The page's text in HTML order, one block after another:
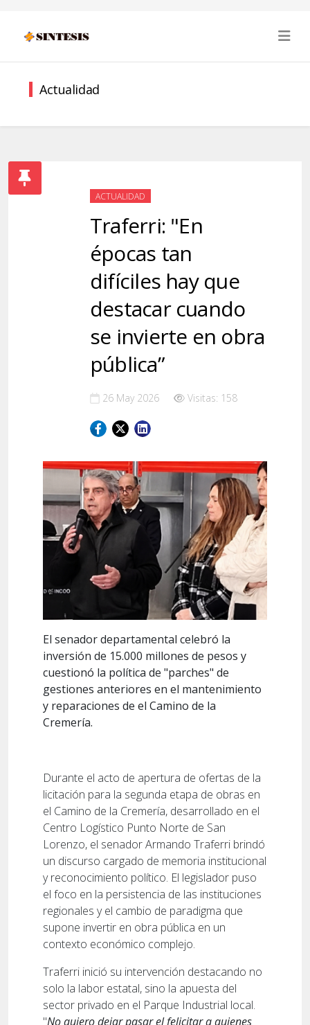
Actualidad
ACTUALIDAD
Traferri: "En
épocas tan
difíciles hay que
destacar cuando
se invierte en obra
pública”
26 May 2026 Visitas: 158
El senador departamental celebró la
inversión de 15.000 millones de pesos y
cuestionó la política de "parches" de
gestiones anteriores en el mantenimiento
y reparaciones de el Camino de la
Cremería.
Durante el acto de apertura de ofertas de la
licitación para la segunda etapa de obras en
el Camino de la Cremería, desarrollado en el
Centro Logístico Punto Norte de San
Lorenzo, el senador Armando Traferri brindó
un discurso cargado de memoria institucional
y reconocimiento político. El legislador puso
el foco en la persistencia de las instituciones
regionales y el cambio de paradigma que
supone invertir en obra pública en un
contexto económico complejo.
Traferri inició su intervención destacando no
solo la labor estatal, sino la apuesta del
sector privado en el Parque Industrial local.
"No quiero dejar pasar el felicitar a quienes